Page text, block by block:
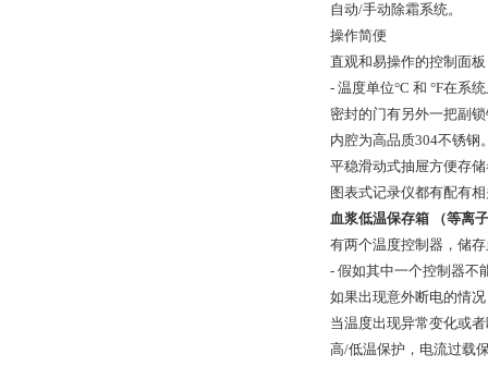
自动/手动除霜系统。
操作简便
直观和易操作的控制面
- 温度单位°C 和 °F在系
密封的门有另外一把副
内腔为高品质304不锈钢
平稳滑动式抽屉方便存
图表式记录仪都有配有
血浆低温保存箱 （等离
有两个温度控制器，储
- 假如其中一个控制器不
如果出现意外断电的情
当温度出现异常变化或
高/低温保护，电流过载